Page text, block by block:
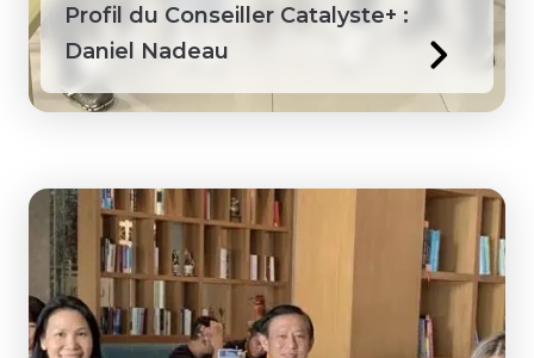
Profil du Conseiller Catalyste+ :
Daniel Nadeau